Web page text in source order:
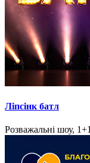
Ліпсінк батл
Розважальні шоу,